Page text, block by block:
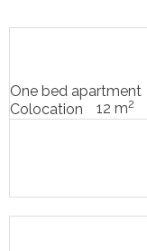
One bed apartment
Colocation
12 m2